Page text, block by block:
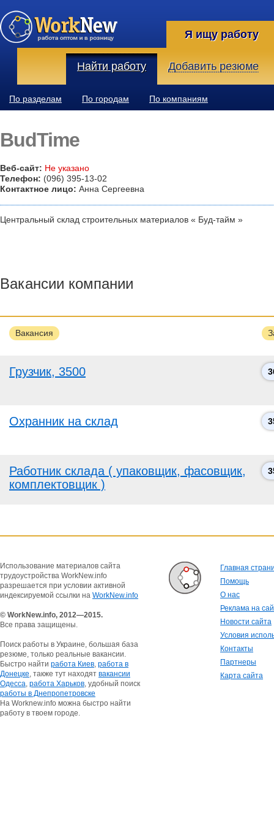
Я ищу работу
Найти работу Добавить резюме
По разделам По городам По компаниям
BudTime
Веб-сайт: Не указано
Телефон: (096) 395-13-02
Контактное лицо: Анна Сергеевна
Центральный склад строительных материалов « Буд-тайм »
Вакансии компании
Вакансия
Грузчик, 3500
Охранник на склад
Работник склада ( упаковщик, фасовщик,
комплектовщик )
Использование материалов сайта
трудоустройства WorkNew.info
разрешается при условии активной
индексируемой ссылки на WorkNew.info
© WorkNew.info, 2012—2015.
Все права защищены.
Поиск работы в Украине, большая база
резюме, только реальные вакансии.
Быстро найти работа Киев, работа в
Донецке, также тут находят вакансии
Одесса, работа Харьков, удобный поиск
работы в Днепропетровске
На Worknew.info можна быстро найти
работу в твоем городе.
Главная
Помощь
О нас
Реклама на
Новости сайта
Условия
Контакты
Партнеры
Карта сайта